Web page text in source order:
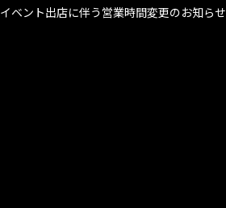
イベント出店に伴う営業時間変更のお知らせ